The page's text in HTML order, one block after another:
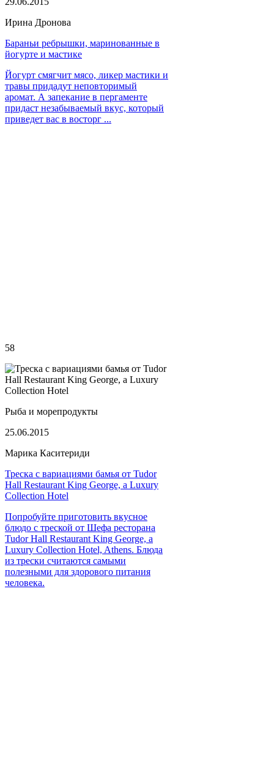
Ирина Дронова
Бараньи ребрышки, маринованные в
йогурте и мастике
Йогурт смягчит мясо, ликер мастики и
травы придадут неповторимый
аромат. А запекание в пергаменте
придаст незабываемый вкус, который
приведет вас в восторг ...
58
Рыба и морепродукты
25.06.2015
Марика Каситериди
Треска с вариациями бамья от Tudor
Hall Restaurant King George, a Luxury
Collection Hotel
Попробуйте приготовить вкусное
блюдо с треской от Шефа ресторана
Tudor Hall Restaurant King George, a
Luxury Collection Hotel, Athens. Блюда
из трески считаются самыми
полезными для здорового питания
человека.